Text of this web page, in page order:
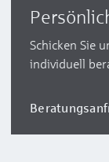
Schicken Sie
individuell